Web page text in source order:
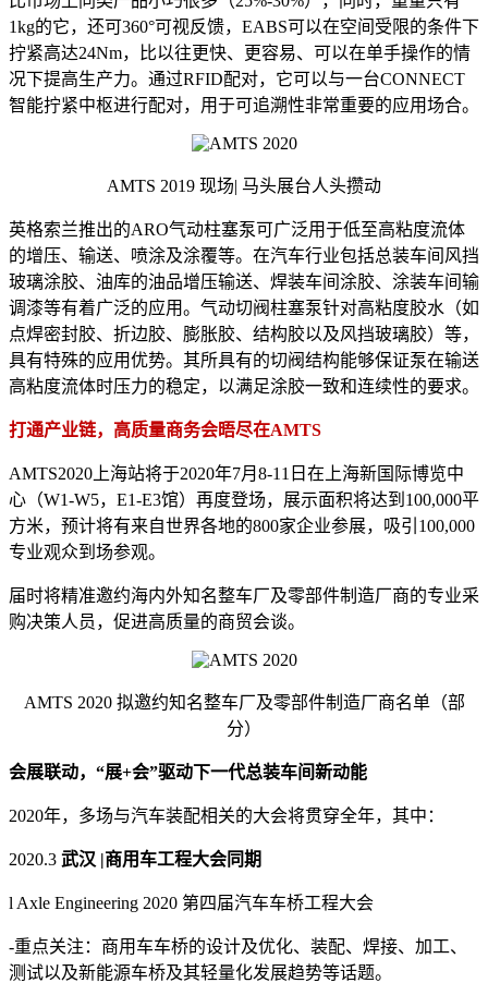
1kg的它，还可360°可视反馈，EABS可以在空间受限的条件下
拧紧高达24Nm，比以往更快、更容易、可以在单手操作的情
况下提高生产力。通过RFID配对，它可以与一台CONNECT
智能拧紧中枢进行配对，用于可追溯性非常重要的应用场合。
AMTS 2019 现场| 马头展台人头攒动
英格索兰推出的ARO气动柱塞泵可广泛用于低至高粘度流体
的增压、输送、喷涂及涂覆等。在汽车行业包括总装车间风挡
玻璃涂胶、油库的油品增压输送、焊装车间涂胶、涂装车间输
调漆等有着广泛的应用。气动切阀柱塞泵针对高粘度胶水（如
点焊密封胶、折边胶、膨胀胶、结构胶以及风挡玻璃胶）等，
具有特殊的应用优势。其所具有的切阀结构能够保证泵在输送
高粘度流体时压力的稳定，以满足涂胶一致和连续性的要求。
打通产业链，高质量商务会晤尽在AMTS
AMTS2020上海站将于2020年7月8-11日在上海新国际博览中
心（W1-W5，E1-E3馆）再度登场，展示面积将达到100,000平
方米，预计将有来自世界各地的800家企业参展，吸引100,000
专业观众到场参观。
届时将精准邀约海内外知名整车厂及零部件制造厂商的专业采
购决策人员，促进高质量的商贸会谈。
AMTS 2020 拟邀约知名整车厂及零部件制造厂商名单（部
分）
会展联动，“展+会”驱动下一代总装车间新动能
2020年，多场与汽车装配相关的大会将贯穿全年，其中：
2020.3 武汉 |商用车工程大会同期
l Axle Engineering 2020 第四届汽车车桥工程大会
-重点关注：商用车车桥的设计及优化、装配、焊接、加工、
测试以及新能源车桥及其轻量化发展趋势等话题。